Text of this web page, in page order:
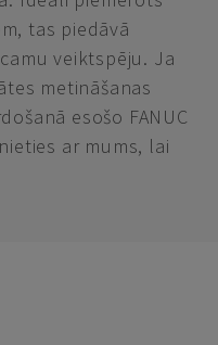
tas piedāvā
veiktspēju. Ja
metināšanas
esošo FANUC
ar mums, lai